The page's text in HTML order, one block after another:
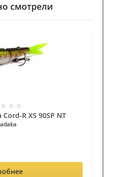
смотрели
R XS 90SP NT